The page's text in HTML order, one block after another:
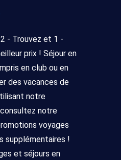
- Trouvez et 1 -
prix ! Séjour en
en club ou en
des vacances de
notre
notre
voyages
supplémentaires !
et séjours en